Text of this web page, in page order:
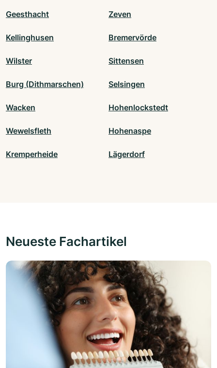
Geesthacht Zeven
Kellinghusen Bremervörde
Wilster Sittensen
Burg (Dithmarschen) Selsingen
Wacken Hohenlockstedt
Wewelsfleth Hohenaspe
Kremperheide Lägerdorf
Neueste Fachartikel